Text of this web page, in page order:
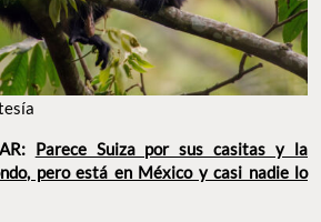
Parece Suiza por sus casitas y la
pero está en México y casi nadie lo